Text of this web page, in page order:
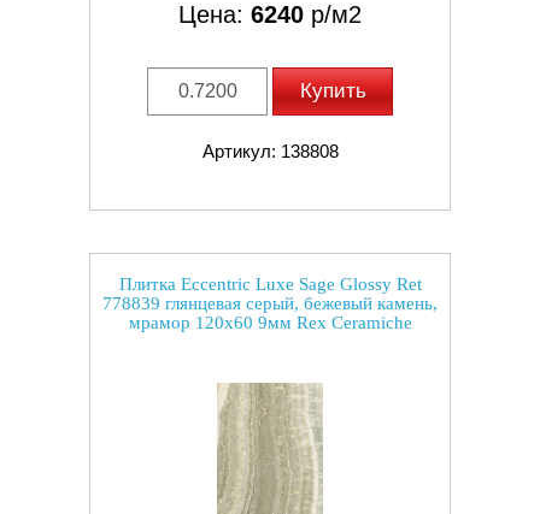
Цена: 6240 р/м2
Купить
Артикул: 138808
Плитка Eccentric Luxe Sage Glossy Ret
778839 глянцевая серый, бежевый камень,
мрамор 120x60 9мм Rex Ceramiche